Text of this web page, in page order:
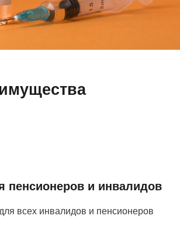
пенсионеров и инвалидов
всех инвалидов и пенсионеров